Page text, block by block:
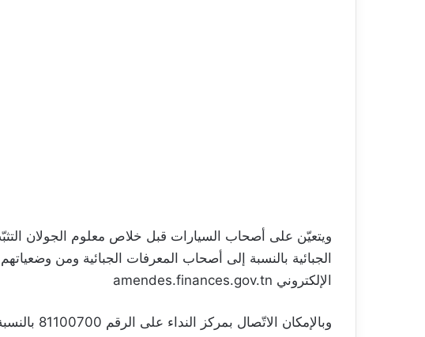
ويتعيّن على أصحاب السيارات قبل خلاص معلوم الجولان
الجبائية بالنسبة إلى أصحاب المعرفات الجبائية ومن
الإلكتروني amendes.finances.gov.tn
وبالإمكان الاتّصال بمركز النداء على الرقم 81100700 بالنسبة إلى المخالفات العادية.